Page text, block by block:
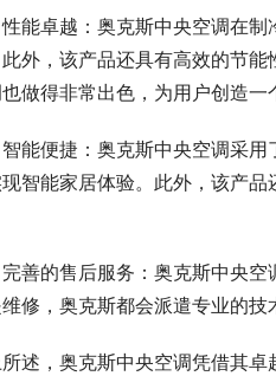
能卓越：奥克斯中央空调在
外，该产品还具有高效的节
做得非常出色，为用户创造一
能便捷：奥克斯中央空调采
智能家居体验。此外，该产
善的售后服务：奥克斯中央
修，奥克斯都会派遣专业的技
述，奥克斯中央空调凭借其